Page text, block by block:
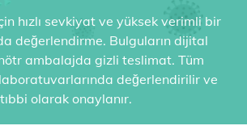
hızlı sevkiyat ve yüksek verimli bir
değerlendirme. Bulguların dijital
ambalajda gizli teslimat. Tüm
değerlendirilir ve
tıbbi olarak onaylanır.